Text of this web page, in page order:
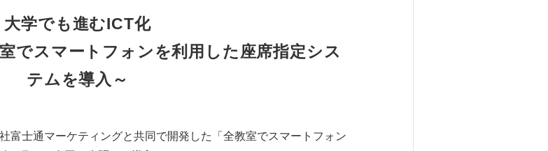
大学でも進むICT化
でスマートフォンを利用した座席指定シス
テムを導入～
富士通マーケティングと共同で開発した「全教室でスマートフォン